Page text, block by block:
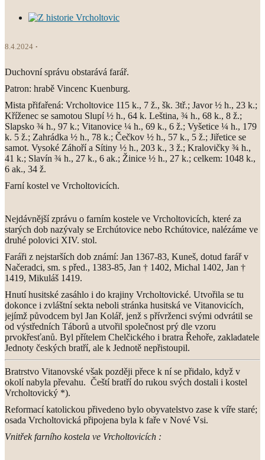
8.4.2024
Duchovní správu obstarává farář.
Patron: hrabě Vincenc Kuenburg.
Mista přifařená: Vrcholtovice 115 k., 7 ž., šk. 3tř.; Javor ½ h., 23 k.;
Kříženec se samotou Slupí ½ h., 64 k. Leština, ¾ h., 68 k., 8 ž.;
Slapsko ¾ h., 97 k.; Vitanovice ¼ h., 69 k., 6 ž.; Vyšetice ¼ h., 179
k. 5 ž.; Zahrádka ½ h., 78 k.; Čečkov ½ h., 57 k., 5 ž.; Jiřetice se
samot. Vysoké Záhoří a Sítiny ½ h., 203 k., 3 ž.; Kralovičky ¾ h.,
41 k.; Slavín ¾ h., 27 k., 6 ak.; Žinice ½ h., 27 k.; celkem: 1048 k.,
6 ak., 34 ž.
Farní kostel ve Vrcholtovicích.
Nejdávnější zprávu o farním kostele ve Vrcholtovicích, které za
starých dob nazývaly se Erchútovice nebo Rchútovice, nalézáme ve
druhé polovici XIV. stol.
Faráři z nejstarších dob známí: Jan 1367-83, Kuneš, dotud farář v
Načeradci, sm. s před., 1383-85, Jan † 1402, Michal 1402, Jan †
1419, Mikuláš 1419.
Hnutí husitské zasáhlo i do krajiny Vrcholtovické. Utvořila se tu
dokonce i zvláštní sekta neboli stránka husitská ve Vitanovicích,
jejímž původcem byl Jan Kolář, jenž s přívrženci svými odvrátil se
od výstředních Táborů a utvořil společnost prý dle vzoru
prvokřesťanů. Byl přítelem Chelčického i bratra Řehoře, zakladatele
Jednoty českých bratří, ale k Jednotě nepřistoupil.
Bratrstvo Vitanovské však později přece k ní se přidalo, když v
okolí nabyla převahu. Čeští bratří do rukou svých dostali i kostel
Vrcholtovický *).
Reformací katolickou přivedeno bylo obyvatelstvo zase k víře staré;
osada Vrcholtovická připojena byla k faře v Nové Vsi.
Vnitřek farního kostela ve Vrcholtovicích :